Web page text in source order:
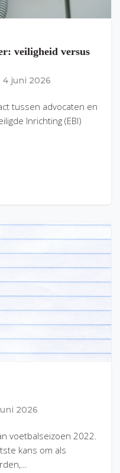
veiligheid versus
4 juni 2026
tussen advocaten en
Inrichting (EBI)
2026
voetbalseizoen 2022.
kans om als